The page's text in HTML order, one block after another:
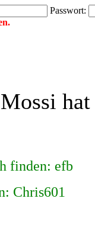
Passwort:
finden: efb
Chris601